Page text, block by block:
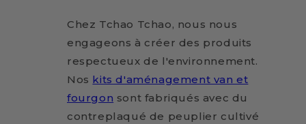
Chez Tchao Tchao, nous nous
engageons à créer des produits
respectueux de l'environnement.
Nos kits d'aménagement van et
fourgon sont fabriqués avec du
contreplaqué de peuplier cultivé